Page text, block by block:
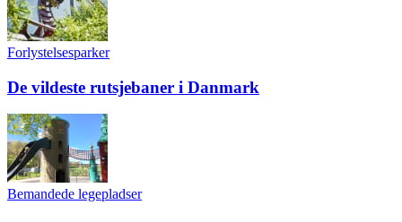
Forlystelsesparker
De vildeste rutsjebaner i Danmark
Bemandede legepladser